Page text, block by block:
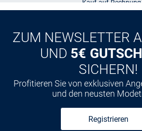
Kauf auf Rechnung
ZUM NEWSLETTER
UND 5€
SICHERN!
Profitieren Sie von exklusiven
und den neusten
Registrieren